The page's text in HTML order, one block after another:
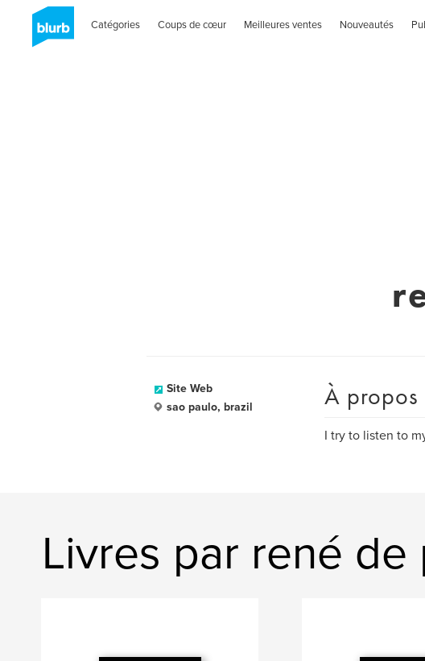
Catégories Coups de cœur Meilleures ventes Nouveautés
Site Web
sao paulo, brazil
À propos
I try to listen to
Livres par rené de